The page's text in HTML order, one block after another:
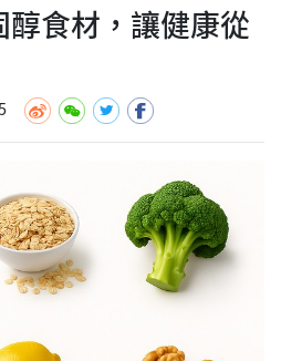
食材，讓健康從